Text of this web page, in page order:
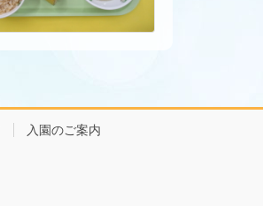
入園のご案内